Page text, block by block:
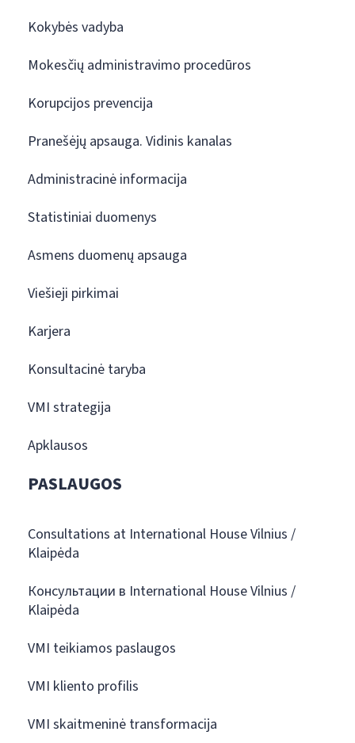
Kokybės vadyba
Mokesčių administravimo procedūros
Korupcijos prevencija
Pranešėjų apsauga. Vidinis kanalas
Administracinė informacija
Statistiniai duomenys
Asmens duomenų apsauga
Viešieji pirkimai
Karjera
Konsultacinė taryba
VMI strategija
Apklausos
PASLAUGOS
Consultations at International House Vilnius /
Klaipėda
Консультации в International House Vilnius /
Klaipėda
VMI teikiamos paslaugos
VMI kliento profilis
VMI skaitmeninė transformacija